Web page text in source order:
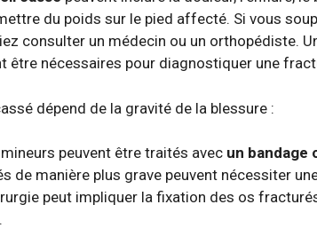
du poids sur le pied affecté. Si vous
consulter un médecin ou un orthopédiste.
être nécessaires pour diagnostiquer une
dépend de la gravité de la blessure :
peuvent être traités avec un bandage
de manière plus grave peuvent nécessiter
peut impliquer la fixation des os